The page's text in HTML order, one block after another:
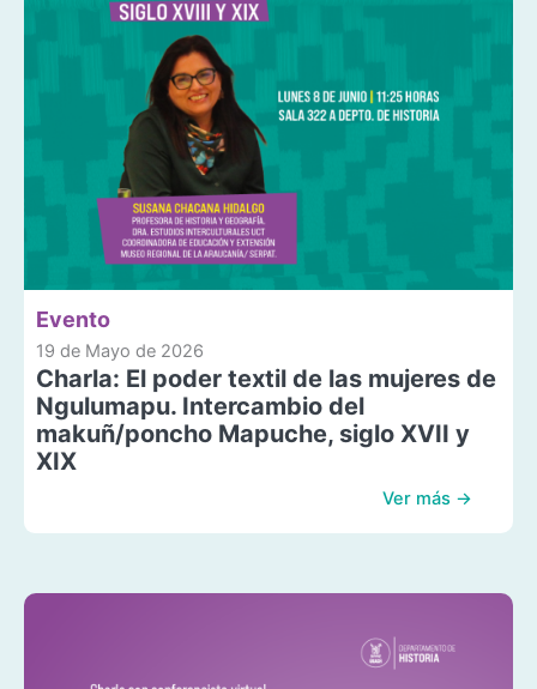
Evento
19 de Mayo de 2026
Charla: El poder textil de las mujeres de
Ngulumapu. Intercambio del
makuñ/poncho Mapuche, siglo XVII y
XIX
Ver más →